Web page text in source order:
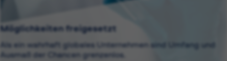
Möglichkeiten freigesetzt
Als ein wahrhaft globales Unternehmen sind Umfang und
Ausmaß der Chancen grenzenlos.